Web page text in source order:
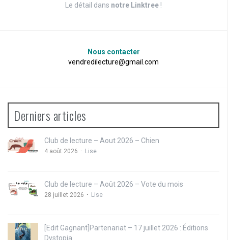
Le détail dans notre Linktree !
Nous contacter
vendredilecture@gmail.com
Derniers articles
Club de lecture – Aout 2026 – Chien
4 août 2026 Lise
Club de lecture – Août 2026 – Vote du mois
28 juillet 2026 Lise
[Edit Gagnant]Partenariat – 17 juillet 2026 : Éditions
Dystopia